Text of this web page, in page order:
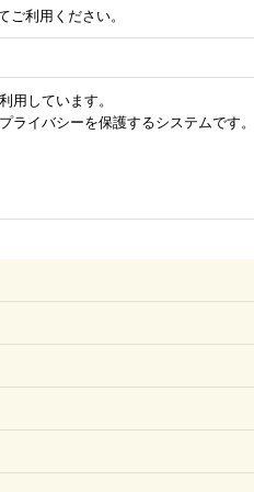
利用ください。
用しています。
イバシーを保護するシステムです。